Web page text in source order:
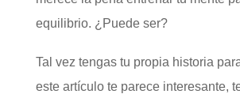
equilibrio. ¿Puede ser?
Tal vez tengas tu propia historia
este artículo te parece interesante,